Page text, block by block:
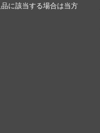
に該当する場合は当方